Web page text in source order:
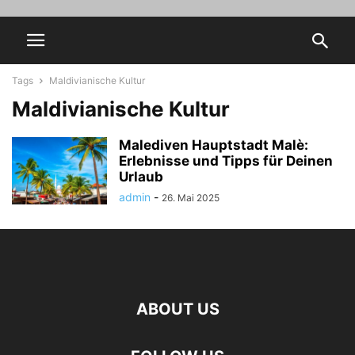
Tags Maldivianische Kultur
Maldivianische Kultur
Malediven Hauptstadt Malè:
Erlebnisse und Tipps für Deinen
Urlaub
admin - 26. Mai 2025
ABOUT US